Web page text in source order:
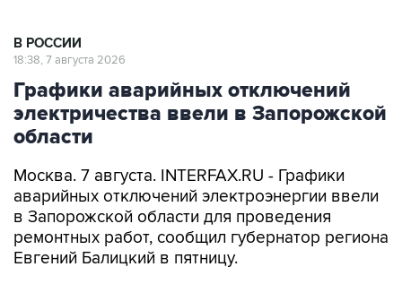
В РОССИИ
18:38, 7 августа 2026
Графики аварийных отключений
электричества ввели в Запорожской
области
Москва. 7 августа. INTERFAX.RU - Графики
аварийных отключений электроэнергии ввели
в Запорожской области для проведения
ремонтных работ, сообщил губернатор региона
Евгений Балицкий в пятницу.